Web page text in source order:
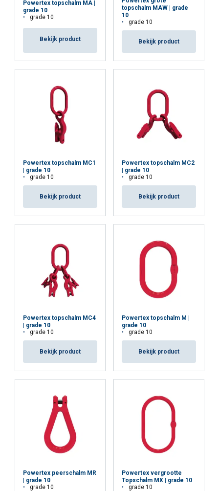
Powertex topschalm MA |
grade 10
grade 10
Bekijk product
topschalm MAW | grade
10
grade 10
Bekijk product
Powertex topschalm MC1
| grade 10
grade 10
Bekijk product
Powertex topschalm MC2
| grade 10
grade 10
Bekijk product
Powertex topschalm MC4
| grade 10
grade 10
Bekijk product
Powertex topschalm M |
grade 10
grade 10
Bekijk product
Powertex peerschalm MR
| grade 10
grade 10
Powertex vergrootte
Topschalm MX | grade 10
grade 10
advertentie- en analysepartners, die deze
kunnen combineren met andere informatie die
u aan hen heeft verstrekt of die zij hebben
verzameld door uw gebruik van hun diensten.
Strikt
Prestatie Targeting
Functioneel Niet-geclassificeerd
ALLES ACCEPTEREN
ALLES AFWIJZEN
DETAILS WEERGEVEN